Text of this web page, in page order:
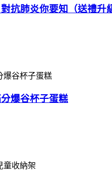
抗肺炎你要知（送禮升
分爆谷杯子蛋糕